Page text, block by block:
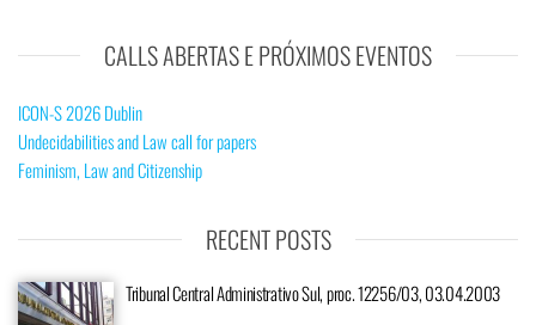
CALLS ABERTAS E PRÓXIMOS EVENTOS
ICON-S 2026 Dublin
Undecidabilities and Law call for papers
Feminism, Law and Citizenship
RECENT POSTS
Tribunal Central Administrativo Sul, proc. 12256/03, 03.04.2003